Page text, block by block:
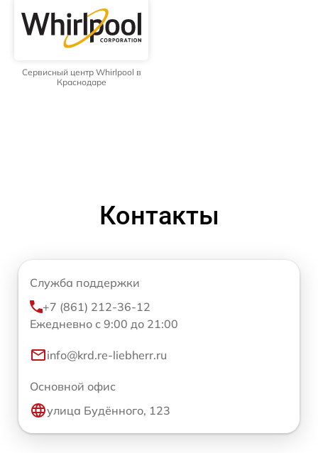
Сервисный центр Whirlpool в
Краснодаре
Контакты
Служба поддержки
+7 (861) 212-36-12
Ежедневно с 9:00 до 21:00
info@krd.re-liebherr.ru
Основной офис
улица Будённого, 123